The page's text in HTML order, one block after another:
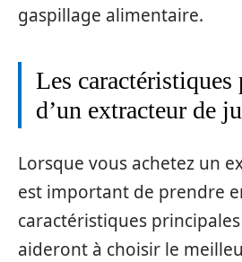
gaspillage alimentaire.
Les caractéristiques
d’un extracteur de
Lorsque vous achetez un
est important de prendre
caractéristiques
aideront à choisir le